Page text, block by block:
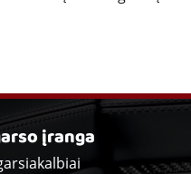
įranga